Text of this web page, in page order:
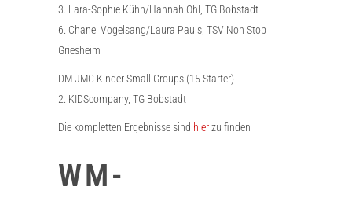
3. Lara-Sophie Kühn/Hannah Ohl, TG Bobstadt
6. Chanel Vogelsang/Laura Pauls, TSV Non Stop
Griesheim
DM JMC Kinder Small Groups (15 Starter)
2. KIDScompany, TG Bobstadt
Die kompletten Ergebnisse sind hierzu finden
WM-